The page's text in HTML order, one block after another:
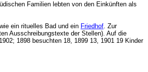
Familien lebten von den Einkünften als
ein rituelles Bad und ein Friedhof. Zur
Ausschreibungstexte der Stellen). Auf die
1898 besuchten 18, 1899 13, 1901 19 Kinder